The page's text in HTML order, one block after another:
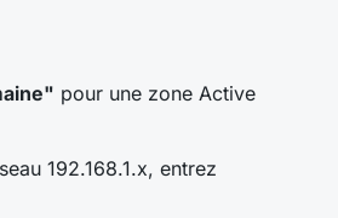
pour une zone Active
192.168.1.x, entrez